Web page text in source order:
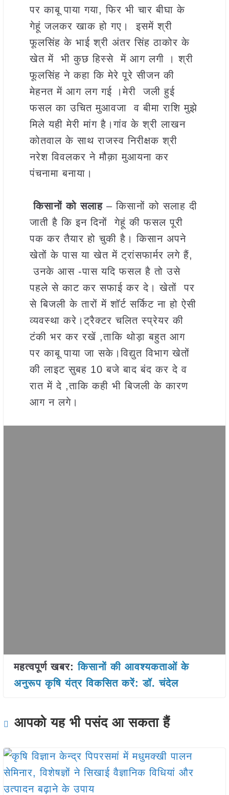
पर काबू पाया गया, फिर भी चार बीघा के
गेहूं जलकर खाक हो गए। इसमें श्री
फूलसिंह के भाई श्री अंतर सिंह ठाकोर के
खेत में भी कुछ हिस्से में आग लगी । श्री
फूलसिंह ने कहा कि मेरे पूरे सीजन की
मेहनत में आग लग गई ।मेरी जली हुई
फसल का उचित मुआवजा व बीमा राशि मुझे
मिले यही मेरी मांग है।गांव के श्री लाखन
कोतवाल के साथ राजस्व निरीक्षक श्री
नरेश विवलकर ने मौक़ा मुआयना कर
पंचनामा बनाया।
किसानों को सलाह– किसानों को सलाह दी
जाती है कि इन दिनों गेहूं की फसल पूरी
पक कर तैयार हो चुकी है। किसान अपने
खेतों के पास या खेत में ट्रांसफार्मर लगे हैं,
उनके आस -पास यदि फसल है तो उसे
पहले से काट कर सफाई कर दे। खेतों पर
से बिजली के तारों में शॉर्ट सर्किट ना हो ऐसी
व्यवस्था करे।ट्रैक्टर चलित स्प्रेयर की
टंकी भर कर रखें ,ताकि थोड़ा बहुत आग
पर काबू पाया जा सके।विद्युत विभाग खेतों
की लाइट सुबह 10 बजे बाद बंद कर दे व
रात में दे ,ताकि कही भी बिजली के कारण
आग न लगे।
महत्वपूर्ण खबर:किसानों की आवश्यकताओं के
अनुरूप कृषि यंत्र विकसित करें: डॉ. चंदेल
आपको यह भी पसंद आ सकता हैं